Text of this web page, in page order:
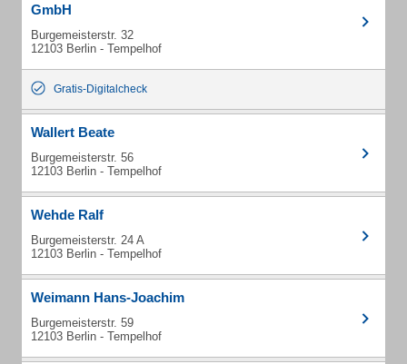
GmbH
Burgemeisterstr. 32
12103 Berlin - Tempelhof
Gratis-Digitalcheck
Wallert Beate
Burgemeisterstr. 56
12103 Berlin - Tempelhof
Wehde Ralf
Burgemeisterstr. 24 A
12103 Berlin - Tempelhof
Weimann Hans-Joachim
Burgemeisterstr. 59
12103 Berlin - Tempelhof